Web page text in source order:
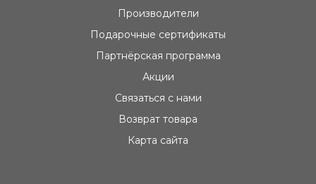
Производители
Подарочные сертификаты
Партнёрская программа
Акции
Связаться с нами
Возврат товара
Карта сайта